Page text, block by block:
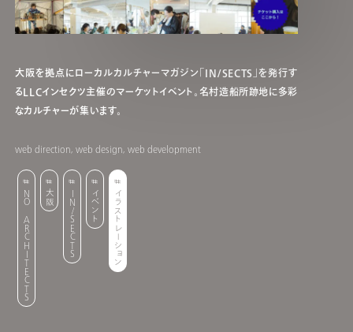
大阪を拠点にローカルカルチャーマガジン「IN/SECTS」を発行す
るLLCインセクツ主催のマーケットイベント。名村造船所跡地に多彩
なカルチャーが集います。
web direction, web design, web development
NO ARCHITECTS 大阪 IN/SECTS イベント イラストレーション